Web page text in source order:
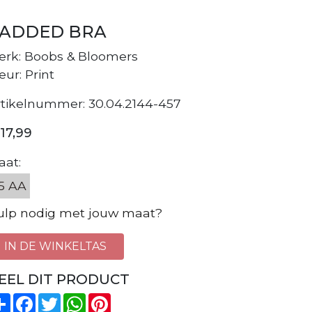
BRA
Boobs & Bloomers
Print
30.04.2144-457
AA
nodig met jouw maat?
IN DE WINKELTAS
DIT PRODUCT
Share Facebook
TwitterWhatsApp